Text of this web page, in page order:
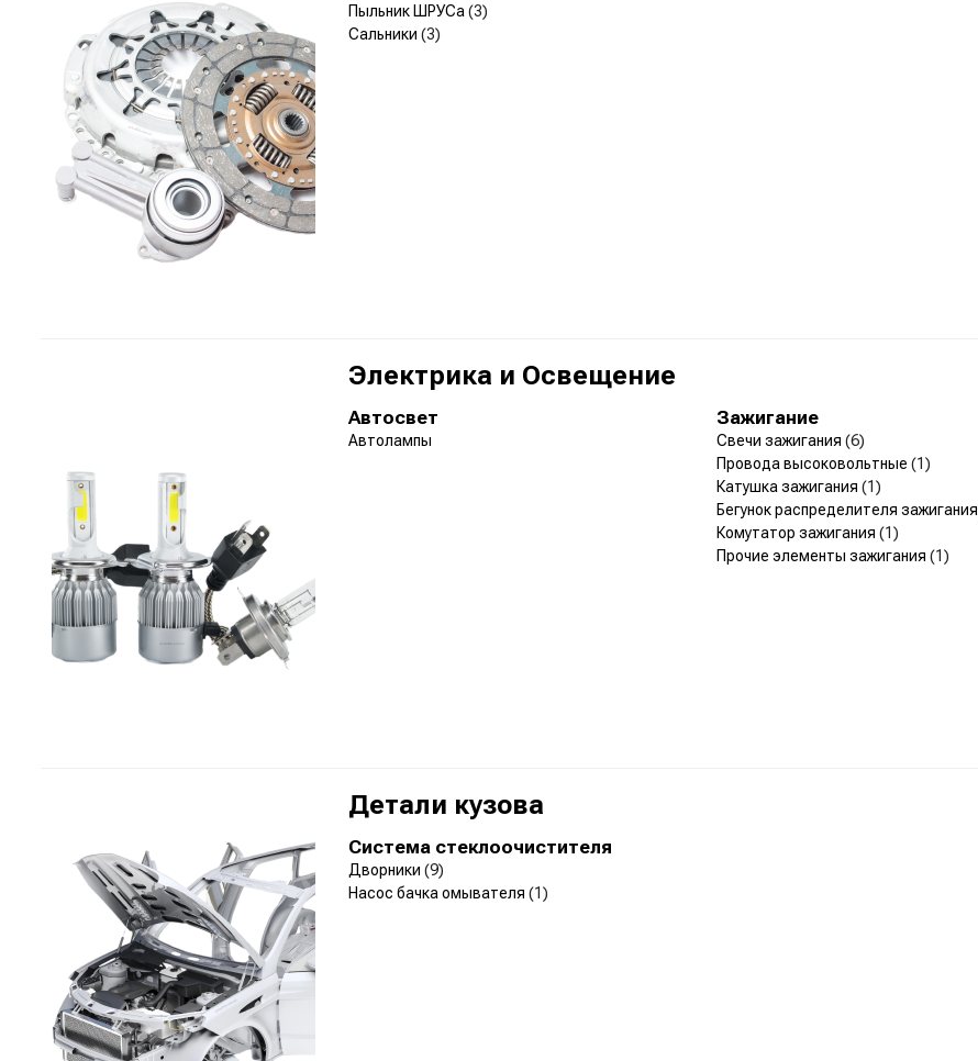
Пыльник ШРУСа (3)
Сальники (3)
Электрика и Освещение
Автосвет
Автолампы
Зажигание
Свечи зажигания (6)
Провода высоковольтные (1)
Катушка зажигания (1)
Бегунок распределителя зажигания
Комутатор зажигания (1)
Прочие элементы зажигания (1)
Детали кузова
Система стеклоочистителя
Дворники (9)
Насос бачка омывателя (1)